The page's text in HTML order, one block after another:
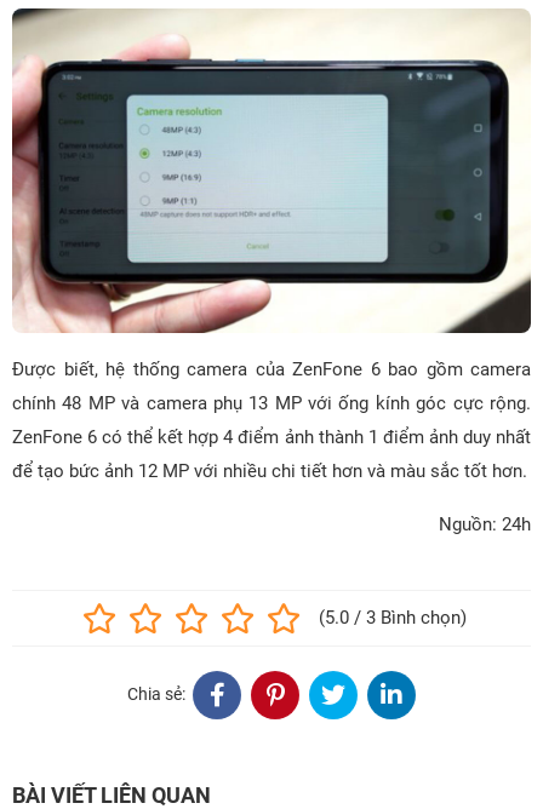
Được biết, hệ thống camera của ZenFone 6 bao gồm camera
chính 48 MP và camera phụ 13 MP với ống kính góc cực rộng.
ZenFone 6 có thể kết hợp 4 điểm ảnh thành 1 điểm ảnh duy nhất
để tạo bức ảnh 12 MP với nhiều chi tiết hơn và màu sắc tốt hơn.
Nguồn: 24h
(5.0 / 3 Bình chọn)
Chia sẻ:
BÀI VIẾT LIÊN QUAN